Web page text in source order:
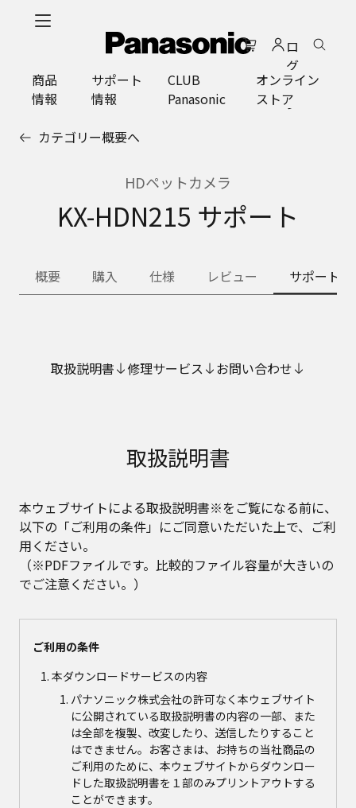
ロ
グ
イ
ン
商品
情報
サポート
情報
CLUB
Panasonic
オンライン
ストア
カテゴリー概要へ
HDペットカメラ
KX-HDN215 サポート
概要 購入 仕様 レビュー サポート
取扱説明書 修理サービス お問い合わせ
取扱説明書
本ウェブサイトによる取扱説明書※をご覧になる前に、
以下の「ご利用の条件」にご同意いただいた上で、ご利
用ください。
（※PDFファイルです。比較的ファイル容量が大きいの
でご注意ください。）
ご利用の条件
本ダウンロードサービスの内容
パナソニック株式会社の許可なく本ウェブサイト
に公開されている取扱説明書の内容の一部、また
は全部を複製、改変したり、送信したりすること
はできません。お客さまは、お持ちの当社商品の
ご利用のために、本ウェブサイトからダウンロー
ドした取扱説明書を１部のみプリントアウトする
ことができます。